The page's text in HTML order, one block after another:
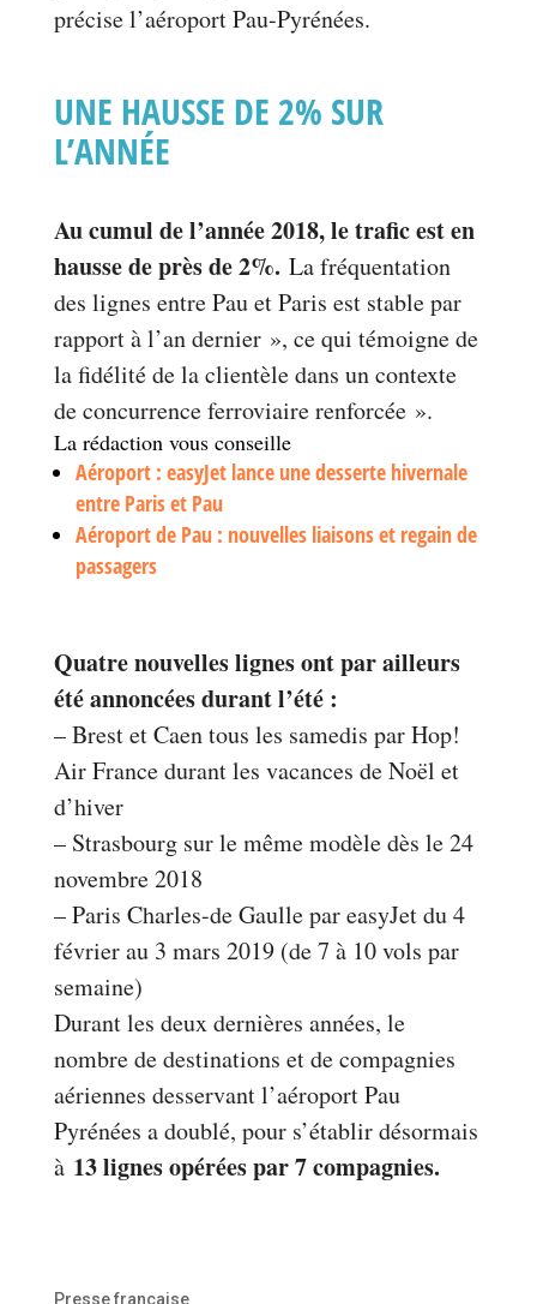
précise l’aéroport Pau-Pyrénées.
UNE HAUSSE DE 2% SUR
L’ANNÉE
Au cumul de l’année 2018, le trafic est en
hausse de près de 2%. La fréquentation
des lignes entre Pau et Paris est stable par
rapport à l’an dernier », ce qui témoigne de
la fidélité de la clientèle dans un contexte
de concurrence ferroviaire renforcée ».
La rédaction vous conseille
Aéroport : easyJet lance une desserte hivernale
entre Paris et Pau
Aéroport de Pau : nouvelles liaisons et regain de
passagers
Quatre nouvelles lignes ont par ailleurs
été annoncées durant l’été :
– Brest et Caen tous les samedis par Hop!
Air France durant les vacances de Noël et
d’hiver
– Strasbourg sur le même modèle dès le 24
novembre 2018
– Paris Charles-de Gaulle par easyJet du 4
février au 3 mars 2019 (de 7 à 10 vols par
semaine)
Durant les deux dernières années, le
nombre de destinations et de compagnies
aériennes desservant l’aéroport Pau
Pyrénées a doublé, pour s’établir désormais
à 13 lignes opérées par 7 compagnies.
Presse française